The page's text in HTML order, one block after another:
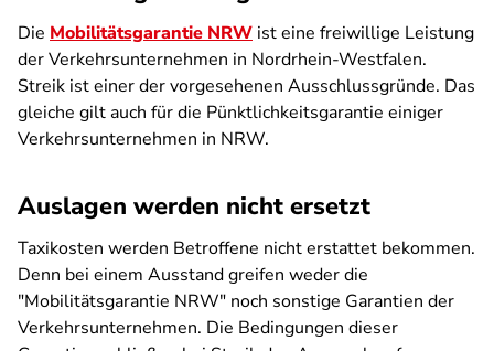
Die Mobilitätsgarantie NRW ist eine freiwillige Leistung
der Verkehrsunternehmen in Nordrhein-Westfalen.
Streik ist einer der vorgesehenen Ausschlussgründe. Das
gleiche gilt auch für die Pünktlichkeitsgarantie einiger
Verkehrsunternehmen in NRW.
Auslagen werden nicht ersetzt
Taxikosten werden Betroffene nicht erstattet bekommen.
Denn bei einem Ausstand greifen weder die
"Mobilitätsgarantie NRW" noch sonstige Garantien der
Verkehrsunternehmen. Die Bedingungen dieser